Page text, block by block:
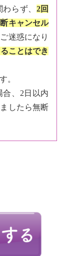
らず、 2回
キャンセル
迷惑になり
ことはでき
。
、2日以内
したら無断